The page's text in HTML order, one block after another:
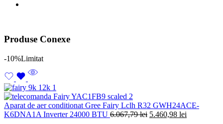
Produse Conexe
-10%Limitat
Aparat de aer conditionat Gree Fairy Lclh R32 GWH24ACE-
K6DNA1A Inverter 24000 BTU 6.067,79lei Prețul
5.460,98 lei